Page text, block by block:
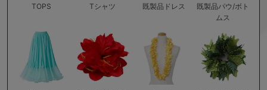
TOPS Tシャツ 既製品ドレス
既製品パウ/ボト
ムス